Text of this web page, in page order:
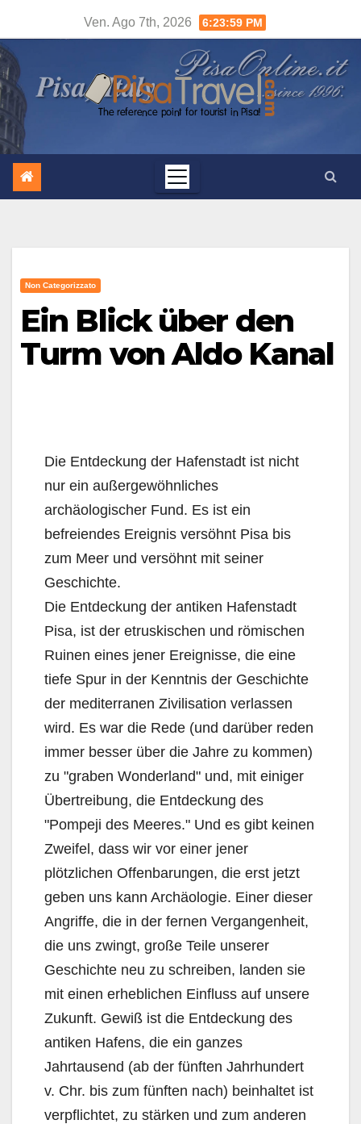
contenuto
Ven. Ago 7th, 2026 6:24:00 PM
Non Categorizzato
Ein Blick über den
Turm von Aldo Kanal
Die Entdeckung der Hafenstadt ist nicht
nur ein außergewöhnliches
archäologischer Fund. Es ist ein
befreiendes Ereignis versöhnt Pisa bis
zum Meer und versöhnt mit seiner
Geschichte.
Die Entdeckung der antiken Hafenstadt
Pisa, ist der etruskischen und römischen
Ruinen eines jener Ereignisse, die eine
tiefe Spur in der Kenntnis der Geschichte
der mediterranen Zivilisation verlassen
wird. Es war die Rede (und darüber reden
immer besser über die Jahre zu kommen)
zu "graben Wonderland" und, mit einiger
Übertreibung, die Entdeckung des
"Pompeji des Meeres." Und es gibt keinen
Zweifel, dass wir vor einer jener
plötzlichen Offenbarungen, die erst jetzt
geben uns kann Archäologie. Einer dieser
Angriffe, die in der fernen Vergangenheit,
die uns zwingt, große Teile unserer
Geschichte neu zu schreiben, landen sie
mit einen erheblichen Einfluss auf unsere
Zukunft. Gewiß ist die Entdeckung des
antiken Hafens, die ein ganzes
Jahrtausend (ab der fünften Jahrhundert
v. Chr. bis zum fünften nach) beinhaltet ist
verpflichtet, zu stärken und zum anderen